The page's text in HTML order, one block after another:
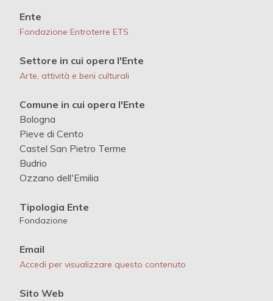
Ente
Fondazione Entroterre ETS
Settore in cui opera l'Ente
Arte, attività e beni culturali
Comune in cui opera l'Ente
Bologna
Pieve di Cento
Castel San Pietro Terme
Budrio
Ozzano dell'Emilia
Tipologia Ente
Fondazione
Email
Accedi per visualizzare questo contenuto
Sito Web